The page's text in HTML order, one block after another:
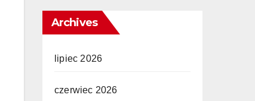
Archives
lipiec 2026
czerwiec 2026